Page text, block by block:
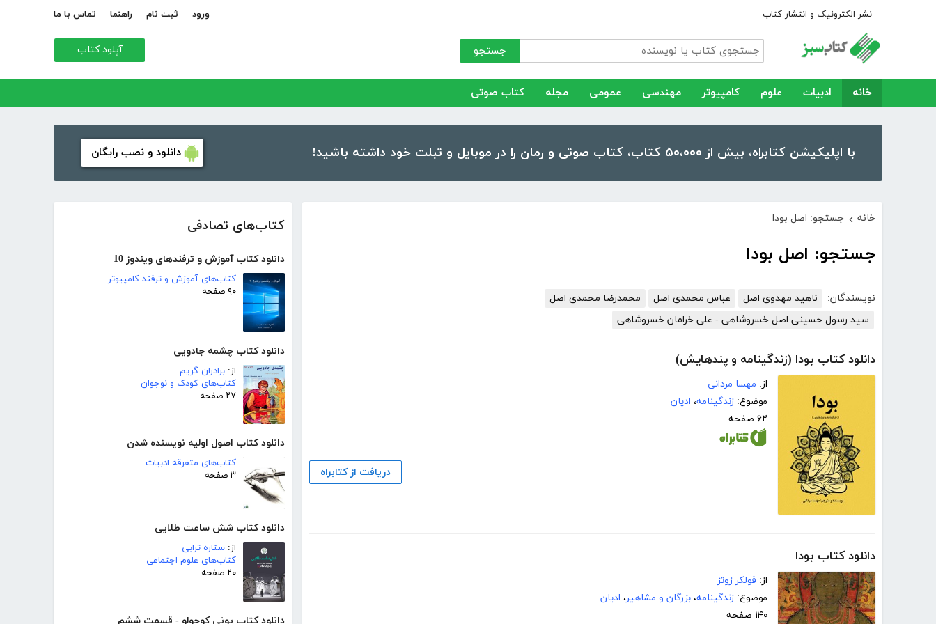
نشر الکترونیک و انتشار کتاب ورود ثبت نام راهنما تماس با ما
جستجو آپلود کتاب
خانه ادبیات علوم کامپیوتر مهندسی عمومی مجله کتاب صوتی
با اپلیکیشن کتابراه، بیش از ۵۰،۰۰۰ کتاب، کتاب صوتی و رمان را در موبایل و تبلت خود داشته باشید! دانلود و نصب رایگان
کتاب‌های تصادفی
دانلود کتاب آموزش و ترفندهای ویندوز 10
کتاب‌های آموزش و ترفند کامپیوتر
۹۰ صفحه
دانلود کتاب چشمه جادویی
از: برادران گریم
کتاب‌های کودک و نوجوان
۲۷ صفحه
دانلود کتاب اصول اولیه نویسنده شدن
کتاب‌های متفرقه ادبیات
۳ صفحه
دانلود کتاب شش ساعت طلایی
از: ستاره ترابی
کتاب‌های علوم اجتماعی
۲۰ صفحه
دانلود کتاب پونی کوچولو - قسمت ششم
خانه › جستجو: اصل بودا
جستجو: اصل بودا
نویسندگان: ناهید مهدوی اصل عباس محمدی اصل
محمدرضا محمدی اصل
سید رسول حسینی اصل خسروشاهی - علی خرامان خسروشاهی
دانلود کتاب بودا (زندگینامه و پندهایش)
از: مهسا مردانی
موضوع: زندگینامه، ادیان
۶۲ صفحه
دریافت از کتابراه
دانلود کتاب بودا
از: فولکر زوتز
موضوع: زندگینامه، بزرگان و مشاهیر، ادیان
۱۴۰ صفحه